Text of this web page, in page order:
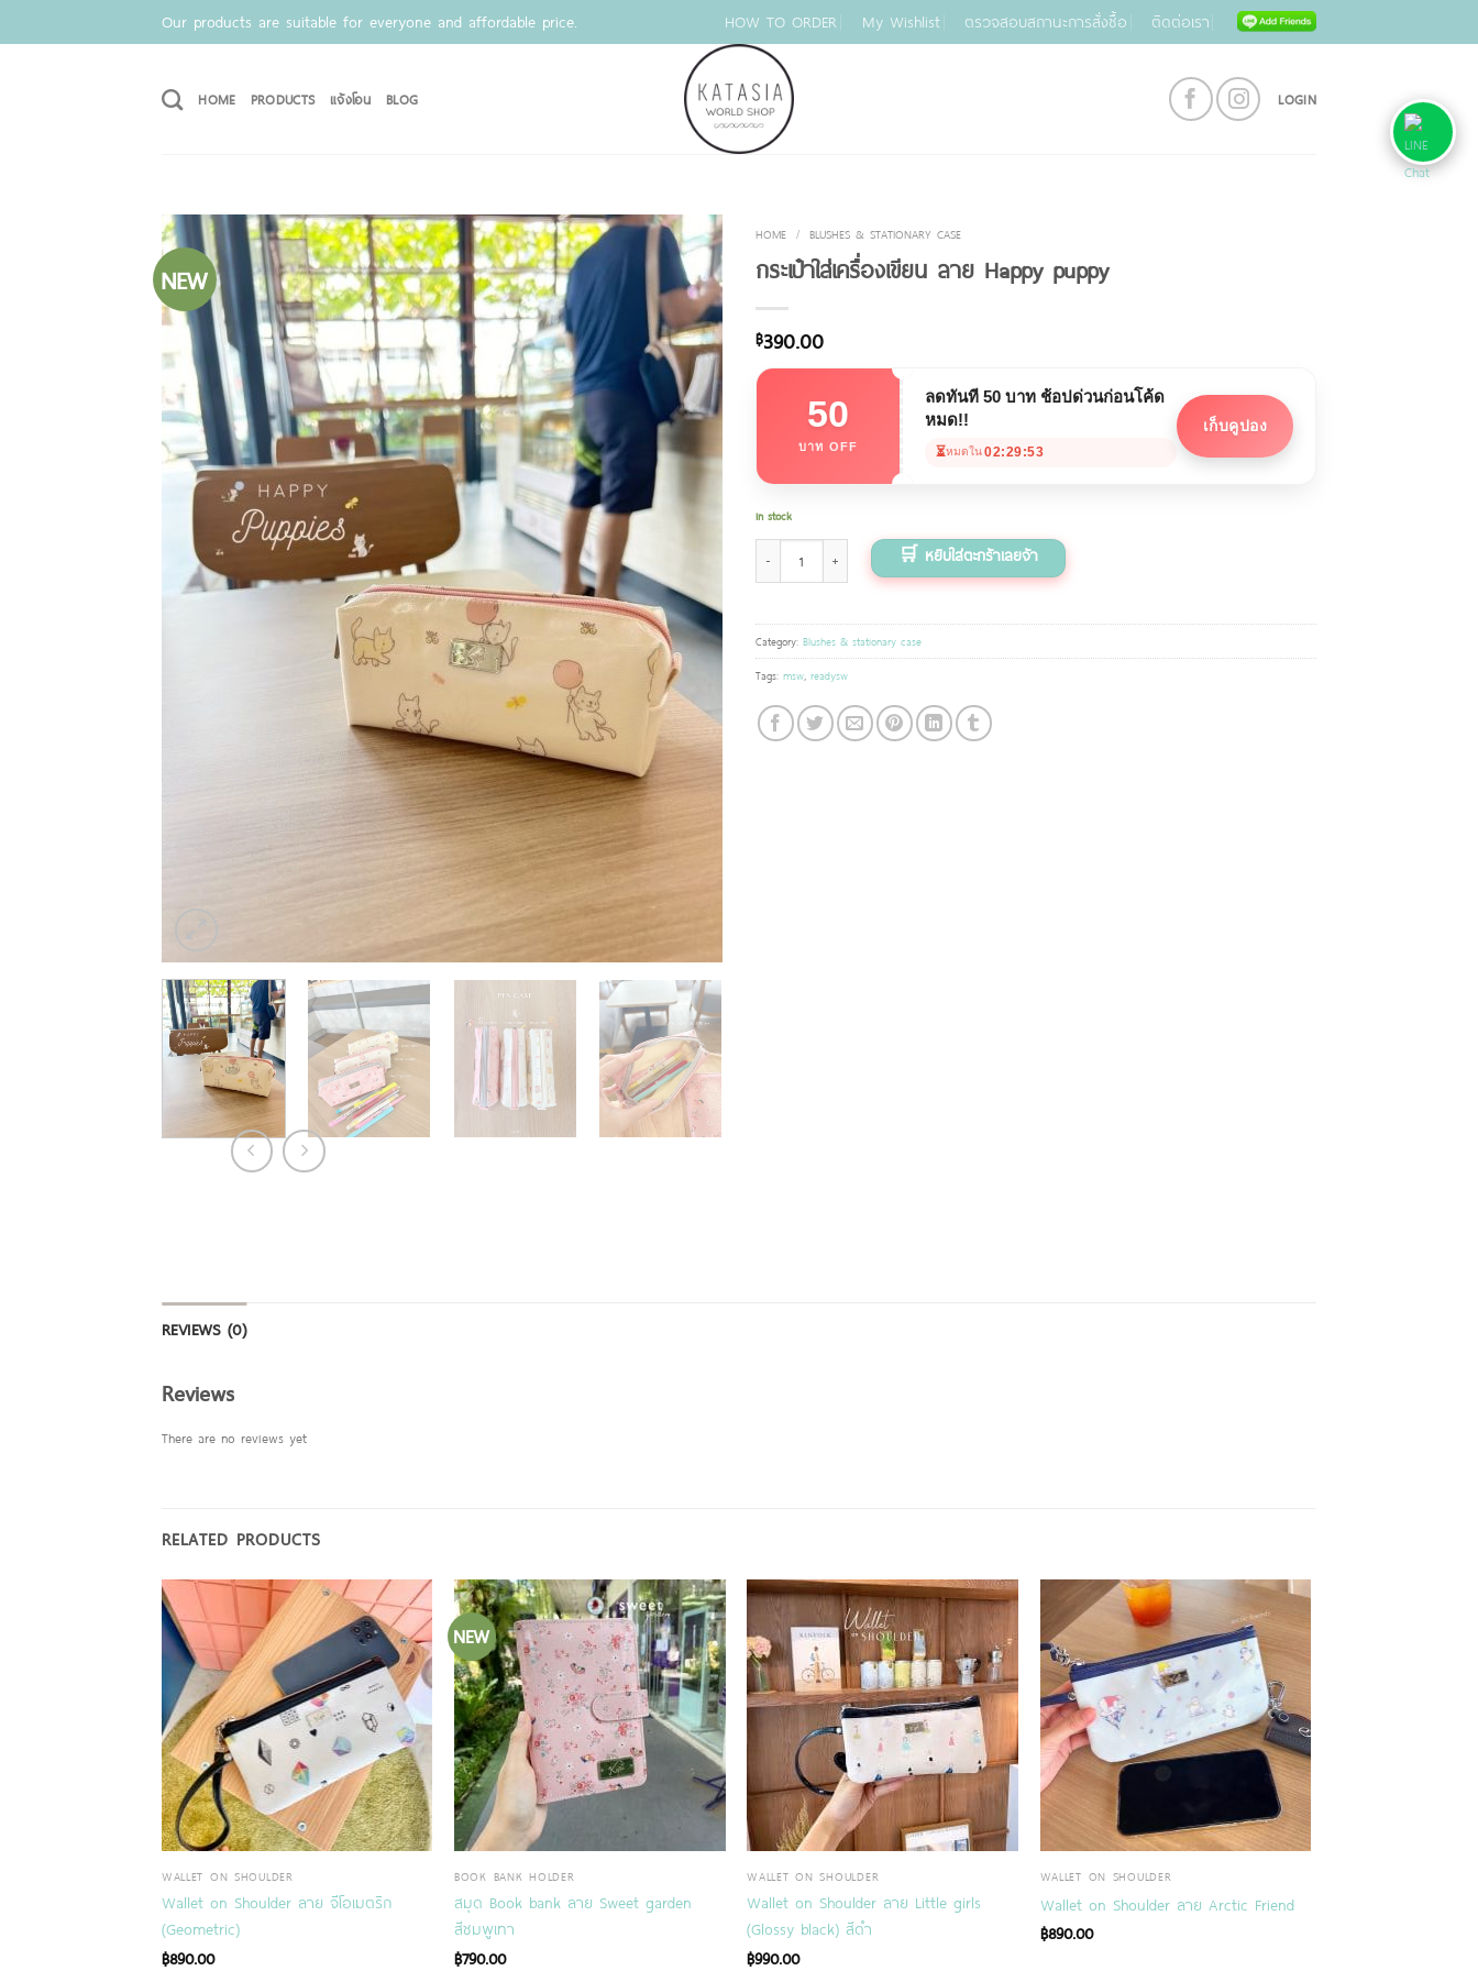
to
Our products are suitable for everyone and affordable price. HOW TO ORDER My Wishlist ตรวจสอบสถานะการสั่งซื้อ ติดต่อเรา
HOME PRODUCTS แจ้งโอน BLOG LOGIN
NEW
HOME / BLUSHES & STATIONARY CASE
กระเป๋าใส่เครื่องเขียน ลาย Happy puppy
฿390.00
50
บาท OFF
ลดทันที 50 บาท ช้อปด่วนก่อนโค้ด
หมด!!
⏳หมดใน02:29:53
เก็บคูปอง
In stock
กระเป๋าใส่เครื่องเขียน ลาย Happy puppy quantity
Category: Blushes & stationary case
Tags: msw readysw
REVIEWS (0)
Reviews
There are no reviews yet
RELATED PRODUCTS
WALLET ON SHOULDER
Wallet on Shoulder ลาย จีโอเมตริก
(Geometric)
฿890.00
NEW
BOOK BANK HOLDER
สมุด Book bank ลาย Sweet garden
สีชมพูเทา
฿790.00
WALLET ON SHOULDER
Wallet on Shoulder ลาย Little girls
(Glossy black) สีดำ
฿990.00
WALLET ON SHOULDER
Wallet on Shoulder ลาย Arctic Friend
฿890.00